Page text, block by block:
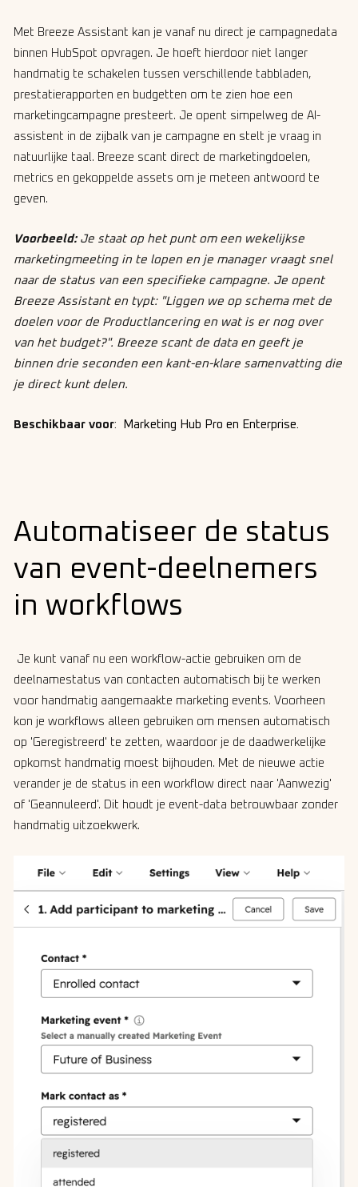
Met Breeze Assistant kan je vanaf nu direct je campagnedata
binnen HubSpot opvragen. Je hoeft hierdoor niet langer
handmatig te schakelen tussen verschillende tabbladen,
prestatierapporten en budgetten om te zien hoe een
marketingcampagne presteert. Je opent simpelweg de AI-
assistent in de zijbalk van je campagne en stelt je vraag in
natuurlijke taal. Breeze scant direct de marketingdoelen,
metrics en gekoppelde assets om je meteen antwoord te
geven.
Voorbeeld: Je staat op het punt om een wekelijkse
marketingmeeting in te lopen en je manager vraagt snel
naar de status van een specifieke campagne. Je opent
Breeze Assistant en typt: "Liggen we op schema met de
doelen voor de Productlancering en wat is er nog over
van het budget?". Breeze scant de data en geeft je
binnen drie seconden een kant-en-klare samenvatting die
je direct kunt delen.
Beschikbaar voor: Marketing Hub Pro en Enterprise
Automatiseer de status
van event-deelnemers
in workflows
Je kunt vanaf nu een workflow-actie gebruiken om de
deelnamestatus van contacten automatisch bij te werken
voor handmatig aangemaakte marketing events. Voorheen
kon je workflows alleen gebruiken om mensen automatisch
op 'Geregistreerd' te zetten, waardoor je de daadwerkelijke
opkomst handmatig moest bijhouden. Met de nieuwe actie
verander je de status in een workflow direct naar 'Aanwezig'
of 'Geannuleerd'. Dit houdt je event-data betrouwbaar zonder
handmatig uitzoekwerk.